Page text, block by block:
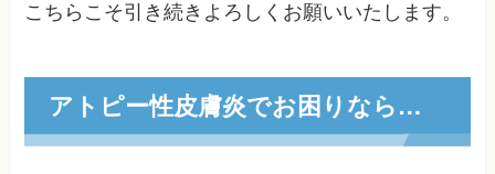
こちらこそ引き続きよろしくお願いいたします。
アトピー性皮膚炎でお困りなら…